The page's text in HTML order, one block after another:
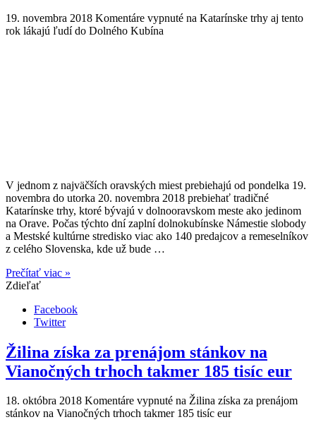
19. novembra 2018 Komentáre vypnuté na Katarínske trhy aj tento
rok lákajú ľudí do Dolného Kubína
V jednom z najväčších oravských miest prebiehajú od pondelka 19.
novembra do utorka 20. novembra 2018 prebiehať tradičné
Katarínske trhy, ktoré bývajú v dolnooravskom meste ako jedinom
na Orave. Počas týchto dní zaplní dolnokubínske Námestie slobody
a Mestské kultúrne stredisko viac ako 140 predajcov a remeselníkov
z celého Slovenska, kde už bude …
Prečítať viac »
Zdieľať
Facebook
Twitter
Žilina získa za prenájom stánkov na
Vianočných trhoch takmer 185 tisíc eur
18. októbra 2018 Komentáre vypnuté na Žilina získa za prenájom
stánkov na Vianočných trhoch takmer 185 tisíc eur